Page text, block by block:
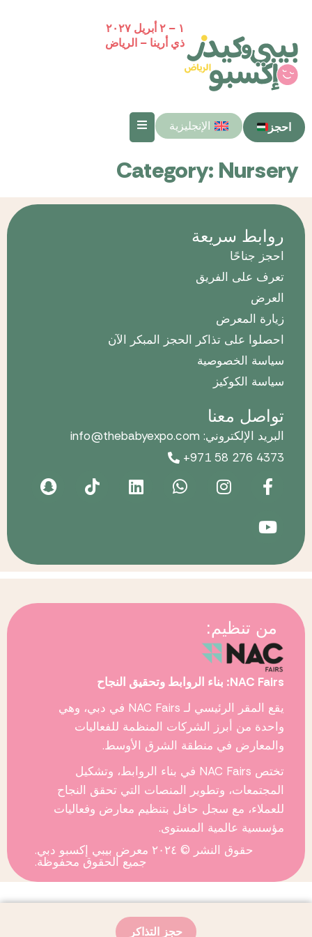
١ – ٢ أبريل ٢٠٢٧
ذي أرينا – الرياض
احجز الإنجليزية
Category: Nursery
روابط سريعة
احجز جناحًا
تعرف على الفريق
العرض
زيارة المعرض
احصلوا على تذاكر الحجز المبكر الآن
سياسة الخصوصية
سياسة الكوكيز
تواصل معنا
البريد الإلكتروني: info@thebabyexpo.com
+971 58 276 4373
من تنظيم:
NAC Fairs: بناء الروابط وتحقيق النجاح
يقع المقر الرئيسي لـ NAC Fairs في دبي، وهي
واحدة من أبرز الشركات المنظمة للفعاليات
والمعارض في منطقة الشرق الأوسط.
تختص NAC Fairs في بناء الروابط، وتشكيل
المجتمعات، وتطوير المنصات التي تحقق النجاح
للعملاء، مع سجل حافل بتنظيم معارض وفعاليات
مؤسسية عالمية المستوى.
حقوق النشر © ٢٠٢٤ معرض بيبي إكسبو دبي.
جميع الحقوق محفوظة.
حجز التذاكر